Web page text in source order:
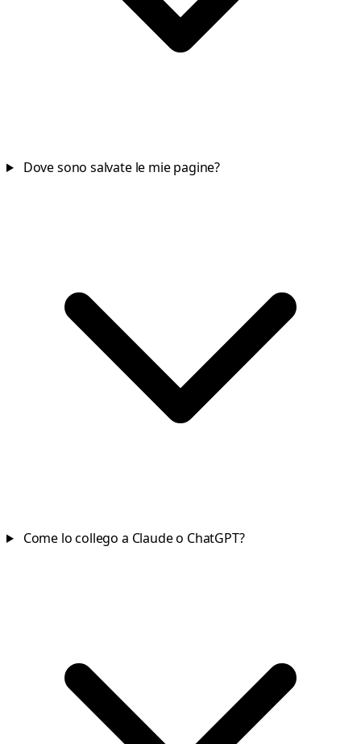
Dove sono salvate le mie pagine?
Come lo collego a Claude o ChatGPT?